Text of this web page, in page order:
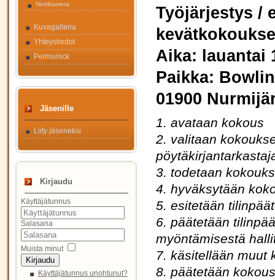
Nettikamera
Kuvagalleria
Yhteystiedot
Pelmurock
Jäsenille
Liity jäseneksi
Kirjaudu
Käyttäjätunnus
Salasana
Muista minut
Kirjaudu
Käyttäjätunnus unohtunut?
Työjärjestys /
Aika: lauantai
Paikka:
01900
1. avataan kokous
2. valitaan
3. todetaan
4. hyväksytään
5. esitetään
6. päätetään
myöntämisestä
7. käsitellään muut
8. päätetään kokous